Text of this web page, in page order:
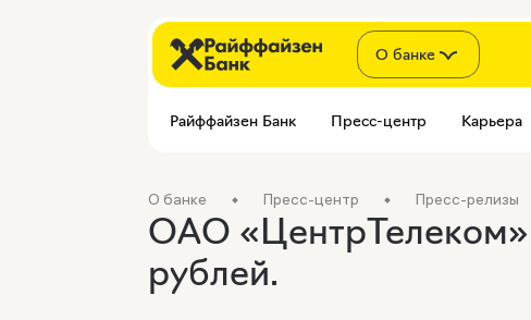
О банке
Райффайзен Банк Пресс-центр Карьера
О банке Пресс-центр Пресс-релизы
ОАО «ЦентрТелеком»
рублей.